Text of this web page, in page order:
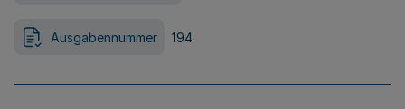
Ausgabennummer 194